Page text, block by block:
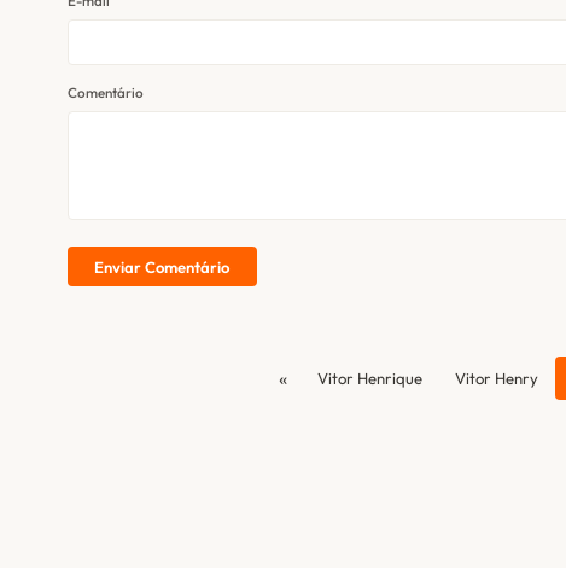
Comentário
Enviar Comentário
« Vitor Henrique Vitor Henry